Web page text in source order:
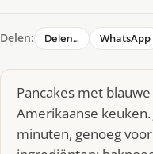
Delen: Delen… WhatsApp
Pancakes met
Amerikaanse
minuten, genoeg